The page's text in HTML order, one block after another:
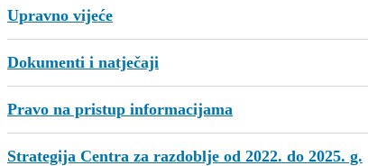
Upravno vijeće
Dokumenti i natječaji
Pravo na pristup informacijama
Strategija Centra za razdoblje od 2022. do 2025. g.